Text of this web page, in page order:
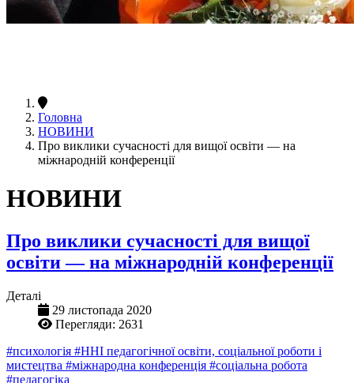
Головна
НОВИНИ
Про виклики сучасності для вищої освіти — на
міжнародній конференції
НОВИНИ
Про виклики сучасності для вищої
освіти — на міжнародній конференції
Деталі
29 листопада 2020
Перегляди: 2631
#психологія #ННІ педагогічної освіти, соціальної роботи і
мистецтва #міжнародна конференція #соціальна робота
#педагогіка